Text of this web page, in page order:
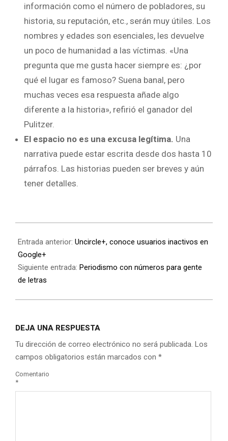
información como el número de pobladores, su
historia, su reputación, etc., serán muy útiles. Los
nombres y edades son esenciales, les devuelve
un poco de humanidad a las víctimas. «Una
pregunta que me gusta hacer siempre es: ¿por
qué el lugar es famoso? Suena banal, pero
muchas veces esa respuesta añade algo
diferente a la historia», refirió el ganador del
Pulitzer.
El espacio no es una excusa legítima. Una
narrativa puede estar escrita desde dos hasta 10
párrafos. Las historias pueden ser breves y aún
tener detalles.
Entrada anterior: Uncircle+, conoce usuarios inactivos en
Google+
Siguiente entrada: Periodismo con números para gente
de letras
DEJA UNA RESPUESTA
Tu dirección de correo electrónico no será publicada. Los
campos obligatorios están marcados con *
Comentario
*